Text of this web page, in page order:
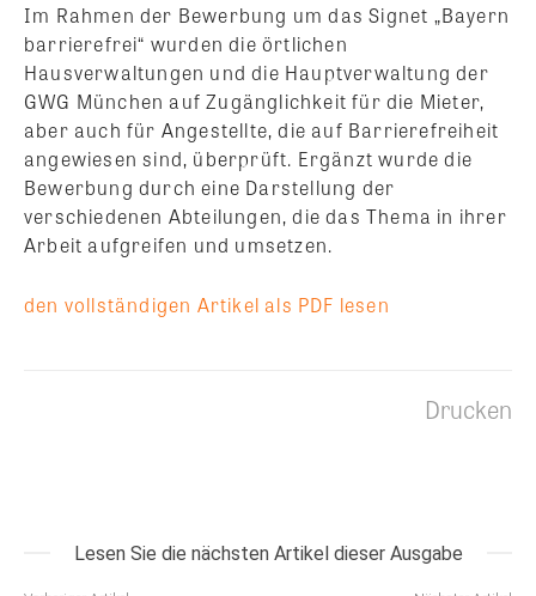
Im Rahmen der Bewerbung um das Signet „Bayern
barrierefrei“ wurden die örtlichen
Hausverwaltungen und die Hauptverwaltung der
GWG München auf Zugänglichkeit für die Mieter,
aber auch für Angestellte, die auf Barrierefreiheit
angewiesen sind, überprüft. Ergänzt wurde die
Bewerbung durch eine Darstellung der
verschiedenen Abteilungen, die das Thema in ihrer
Arbeit aufgreifen und umsetzen.
den vollständigen Artikel als PDF lesen
Drucken
Lesen Sie die nächsten Artikel dieser Ausgabe